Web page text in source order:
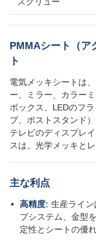
わたしたち に つい
工場 ツアー
品質管理
連絡 ください
ニュース
見積もりを依頼する
ペット シートの放
PMMAシート（ア
ト
電気メッキシートは
ー、ミラー、カラー
ボックス、LEDのフ
プ、ポストスタンド
テレビのディスプレ
スは、光学メッキと
主な利点
高精度: 生産ライ
プシステム、金型
定性とシートの優